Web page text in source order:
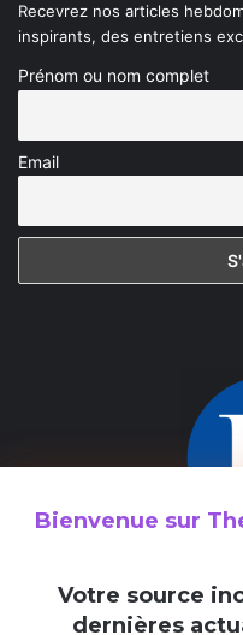
Bienvenue sur
Votre source
dernières
Recevrez nos articles
inspirants, des entretiens
Prénom ou nom complet
Email
The Africa Business Index
des initiatives